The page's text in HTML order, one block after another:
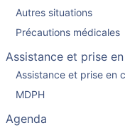
Autres situations
Précautions médicales
Assistance et prise
Assistance et prise en
MDPH
Agenda